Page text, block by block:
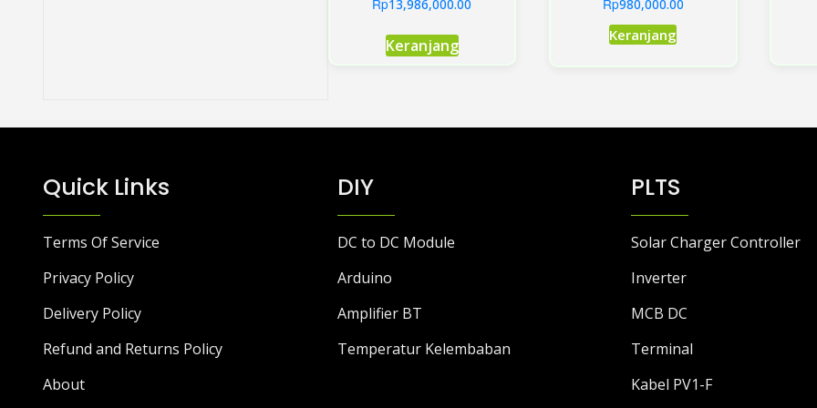
13,986,000.00
Keranjang
980,000.00
KeranjangProduk
dapat
halaman
produk
Quick Links
Terms Of Service
Privacy Policy
Delivery Policy
Refund and Returns Policy
About
DIY
DC to DC Module
Arduino
Amplifier BT
Temperatur Kelembaban
PLTS
Solar Charger Controller
Inverter
MCB DC
Terminal
Kabel PV1-F